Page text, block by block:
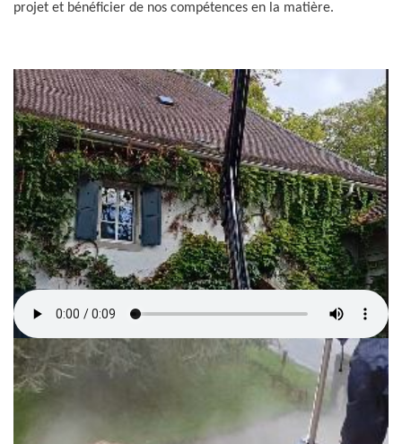
projet et bénéficier de nos compétences en la matière.